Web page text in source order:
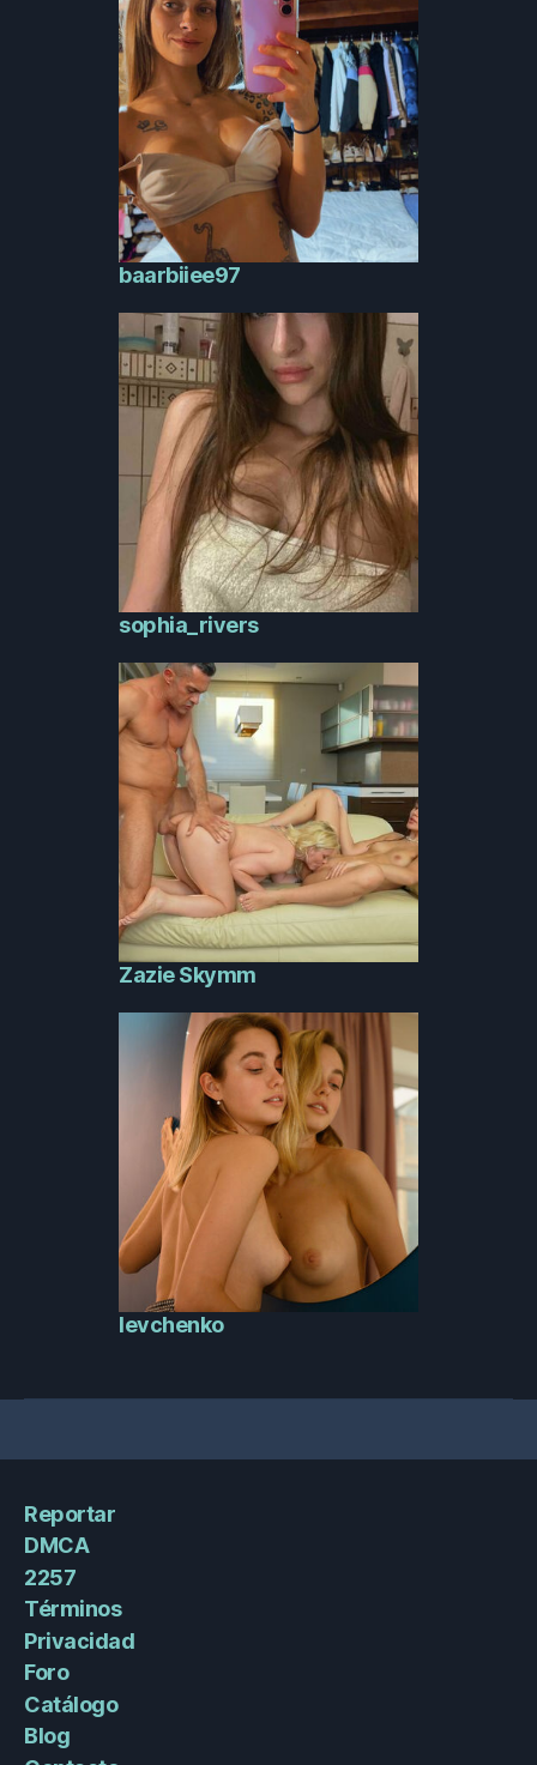
baarbiiee97
sophia_rivers
Zazie Skymm
levchenko
Reportar
DMCA
2257
Términos
Privacidad
Foro
Catálogo
Blog